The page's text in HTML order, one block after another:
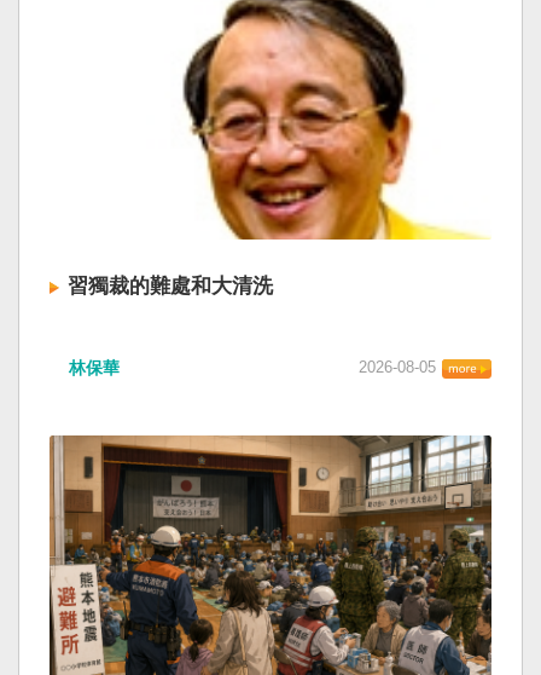
習獨裁的難處和大清洗
林保華 2026-08-05